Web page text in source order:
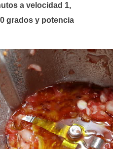
a velocidad 1,
grados y potencia